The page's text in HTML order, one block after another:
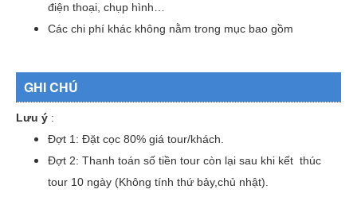
điện thoại, chụp hình…
Các chi phí khác không nằm trong mục bao gồm
GHI CHÚ
Lưu ý :
Đợt 1: Đặt cọc 80% giá tour/khách.
Đợt 2: Thanh toán số tiền tour còn lại sau khi kết thúc
tour 10 ngày (Không tính thứ bảy,chủ nhật).